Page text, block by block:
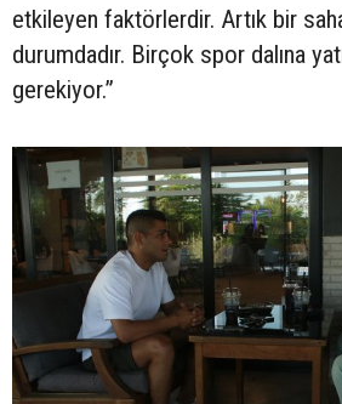
etkileyen faktörlerdir. Artık bir
durumdadır. Birçok spor dalına
gerekiyor.”